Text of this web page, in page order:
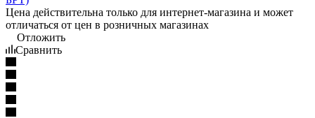
Цена действительна только для интернет-магазина и может
отличаться от цен в розничных магазинах
Отложить
Сравнить